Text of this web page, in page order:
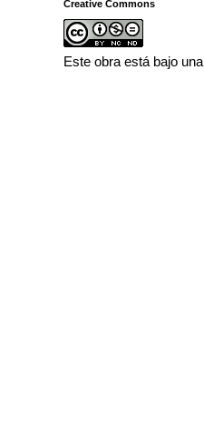
Creative Commons
Este obra está bajo una